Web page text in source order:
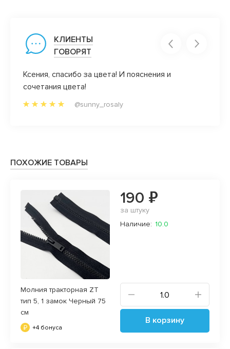
КЛИЕНТЫ
ГОВОРЯТ
Ксения, спасибо за цвета! И пояснения и
сочетания цвета!
@sunny_rosaly
ПОХОЖИЕ ТОВАРЫ
Молния тракторная ZT
тип 5, 1 замок Черный 75
см
+4 бонуса
190 ₽
за штуку
Наличие: 10.0
В корзину